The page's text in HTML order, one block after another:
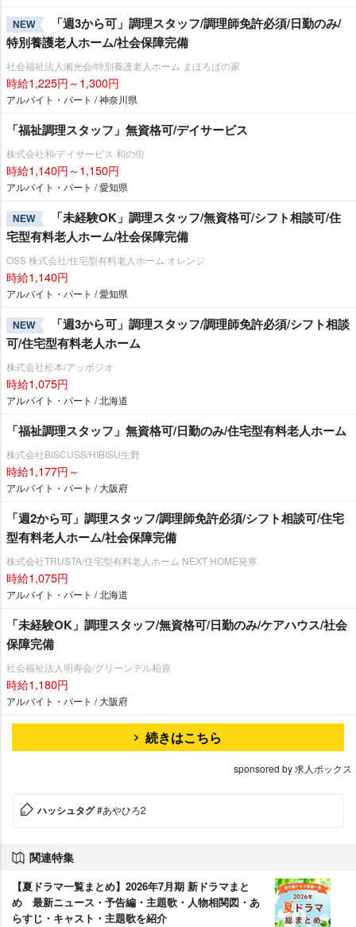
NEW
「週3から可」調理スタッフ/調理師免許必須/日勤のみ/
特別養護老人ホーム/社会保障完備
社会福祉法人湘光会/特別養護老人ホーム まほろばの家
時給1,225円～1,300円
アルバイト・パート / 神奈川県
「福祉調理スタッフ」無資格可/デイサービス
株式会社和/デイサービス 和の街
時給1,140円～1,150円
アルバイト・パート / 愛知県
NEW
「未経験OK」調理スタッフ/無資格可/シフト相談可/住
宅型有料老人ホーム/社会保障完備
OSS 株式会社/住宅型有料老人ホーム オレンジ
時給1,140円
アルバイト・パート / 愛知県
NEW
「週3から可」調理スタッフ/調理師免許必須/シフト相談
可/住宅型有料老人ホーム
株式会社松本/アッポジオ
時給1,075円
アルバイト・パート / 北海道
「福祉調理スタッフ」無資格可/日勤のみ/住宅型有料老人ホーム
株式会社BISCUSS/HIBISU生野
時給1,177円～
アルバイト・パート / 大阪府
「週2から可」調理スタッフ/調理師免許必須/シフト相談可/住宅
型有料老人ホーム/社会保障完備
株式会社TRUSTA/住宅型有料老人ホーム NEXT HOME発寒
時給1,075円
アルバイト・パート / 北海道
「未経験OK」調理スタッフ/無資格可/日勤のみ/ケアハウス/社会
保障完備
社会福祉法人明寿会/グリーンデル柏原
時給1,180円
アルバイト・パート / 大阪府
続きはこちら
sponsored by 求人ボックス
ハッシュタグ#あやひろ2
関連特集
【夏ドラマ一覧まとめ】2026年7月期 新ドラマまと
め 最新ニュース・予告編・主題歌・人物相関図・あ
らすじ・キャスト・主題歌を紹介